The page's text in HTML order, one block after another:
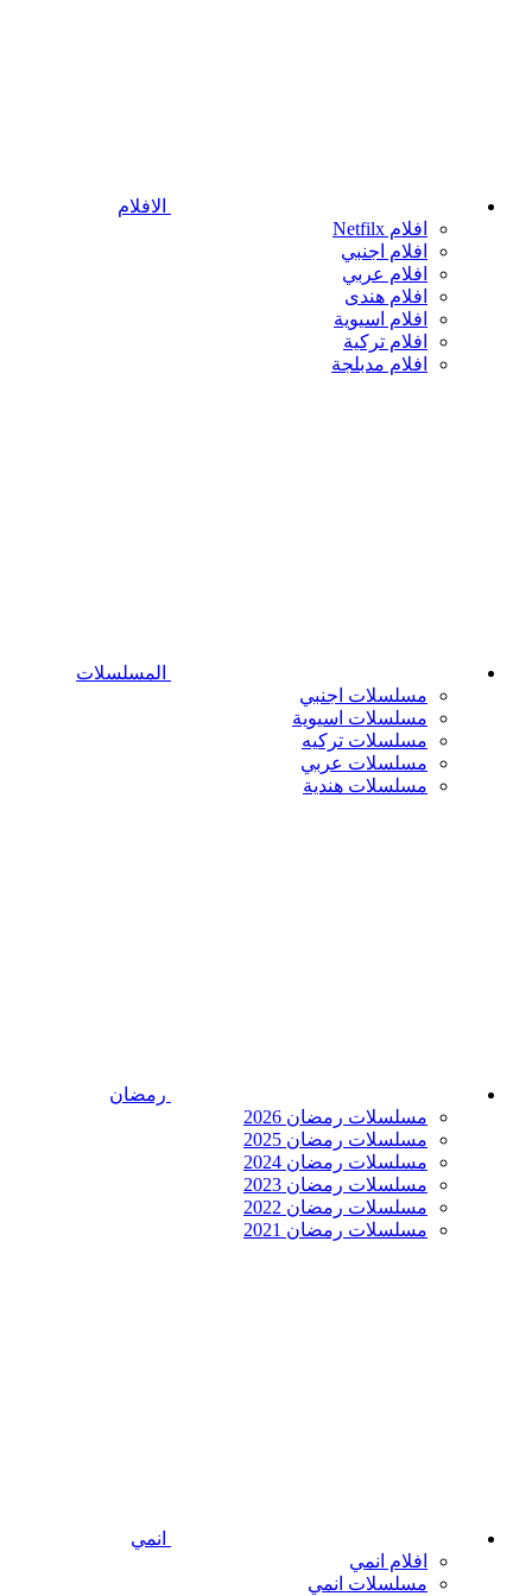
الافلام
افلام Netfilx
افلام اجنبي
افلام عربي
افلام هندى
افلام اسيوية
افلام تركية
افلام مدبلجة
المسلسلات
مسلسلات اجنبي
مسلسلات اسيوية
مسلسلات تركيه
مسلسلات عربي
مسلسلات هندية
رمضان
مسلسلات رمضان 2026
مسلسلات رمضان 2025
مسلسلات رمضان 2024
مسلسلات رمضان 2023
مسلسلات رمضان 2022
مسلسلات رمضان 2021
انمي
افلام انمي
مسلسلات انمي